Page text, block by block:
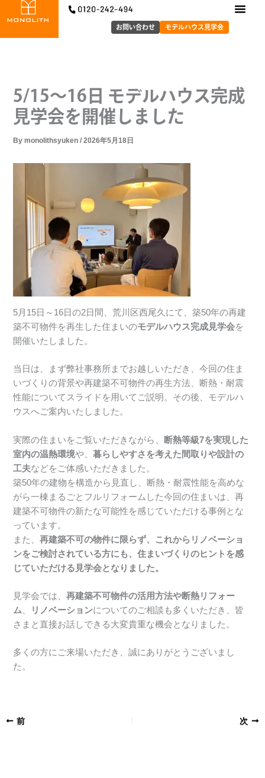
容
モデルハウス見学会
お問い合わせ
5/15～16日 モデルハウス完成
見学会を開催しました
Bymonolithsyuken/2026年5月18日
5月15日～16日の2日間、荒川区西尾久にて、築50年の再建
築不可物件を再生した住まいのモデルハウス完成見学会を
開催いたしました。
当日は、まず弊社事務所までお越しいただき、今回の住ま
いづくりの背景や再建築不可物件の再生方法、断熱・耐震
性能についてスライドを用いてご説明。その後、モデルハ
ウスへご案内いたしました。
実際の住まいをご覧いただきながら、 断熱等級7を実現した
室内の温熱環境や、暮らしやすさを考えた間取りや設計の
工夫などをご体感いただきました。
築50年の建物を構造から見直し、断熱・耐震性能を高めな
がら一棟まるごとフルリフォームした今回の住まいは、再
建築不可物件の新たな可能性を感じていただける事例とな
っています。
また、再建築不可の物件に限らず、これからリノベーショ
ンをご検討されている方にも、住まいづくりのヒントを感
じていただける見学会となりました。
見学会では、再建築不可物件の活用方法や断熱リフォー
ム
リノベーションについてのご相談も多くいただき、皆
さまと直接お話しできる大変貴重な機会となりました。
多くの方にご来場いただき、誠にありがとうございまし
た。
前 次